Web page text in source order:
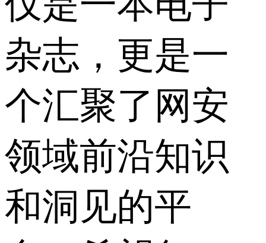
杂志，更是一
个汇聚了网安
领域前沿知识
和洞见的平